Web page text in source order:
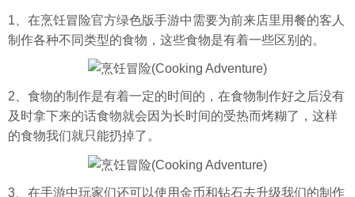
1、在烹饪冒险官方绿色版手游中需要为前来店里用餐的客人
制作各种不同类型的食物，这些食物是有着一些区别的。
2、食物的制作是有着一定的时间的，在食物制作好之后没有
及时拿下来的话食物就会因为长时间的受热而烤糊了，这样
的食物我们就只能扔掉了。
3、在手游中玩家们还可以使用金币和钻石去升级我们的制作